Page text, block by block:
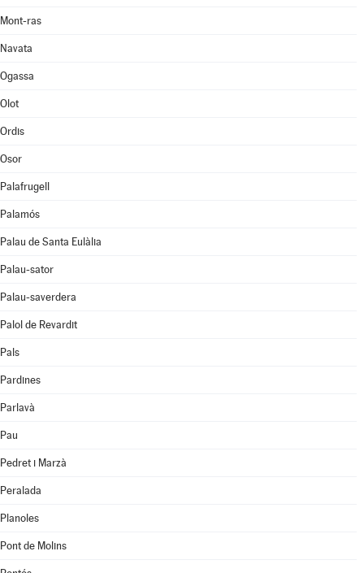
Mont-ras
Navata
Ogassa
Olot
Ordis
Osor
Palafrugell
Palamós
Palau de Santa Eulàlia
Palau-sator
Palau-saverdera
Palol de Revardit
Pals
Pardines
Parlavà
Pau
Pedret i Marzà
Peralada
Planoles
Pont de Molins